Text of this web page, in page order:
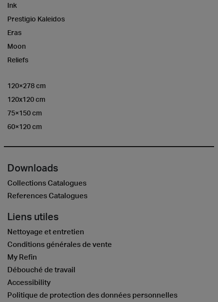
Ink
Prestigio Kaleidos
Eras
Moon
Reliefs
120×278 cm
120x120 cm
75×150 cm
60×120 cm
Downloads
Collections Catalogues
References Catalogues
Liens utiles
Nettoyage et entretien
Conditions générales de vente
My Refin
Débouché de travail
Accessibility
Politique de protection des données personnelles